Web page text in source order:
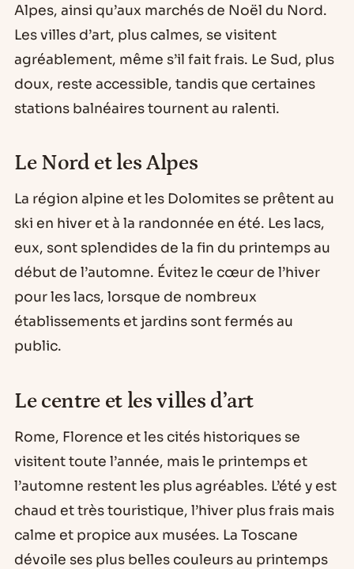
Alpes, ainsi qu’aux marchés de Noël du Nord.
Les villes d’art, plus calmes, se visitent
agréablement, même s’il fait frais. Le Sud, plus
doux, reste accessible, tandis que certaines
stations balnéaires tournent au ralenti.
Le Nord et les Alpes
La région alpine et les Dolomites se prêtent au
ski en hiver et à la randonnée en été. Les lacs,
eux, sont splendides de la fin du printemps au
début de l’automne. Évitez le cœur de l’hiver
pour les lacs, lorsque de nombreux
établissements et jardins sont fermés au
public.
Le centre et les villes d’art
Rome, Florence et les cités historiques se
visitent toute l’année, mais le printemps et
l’automne restent les plus agréables. L’été y est
chaud et très touristique, l’hiver plus frais mais
calme et propice aux musées. La Toscane
dévoile ses plus belles couleurs au printemps